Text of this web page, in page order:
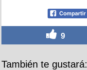
9
También te gustará: